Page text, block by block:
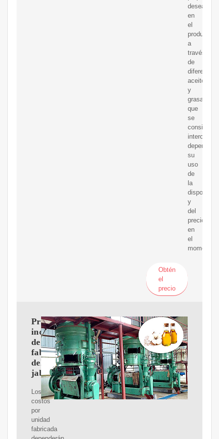
deseadas
en
el
producto
a
través
de
diferentes
aceites
y
grasas
que
se
consideran
su
uso
de
la
y
del
precio
en
el
momento.
Obtén
el
precio
Proceso
industrial
de
fabricación
del
jabón
Los
costos
por
unidad
fabricada